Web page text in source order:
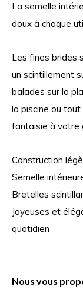
La semelle
doux à chaque
Les fines brides
un scintillement
balades sur la
la piscine ou
fantaisie à votre
Construction
Semelle
Bretelles
Joyeuses et
quotidien
Nous vous